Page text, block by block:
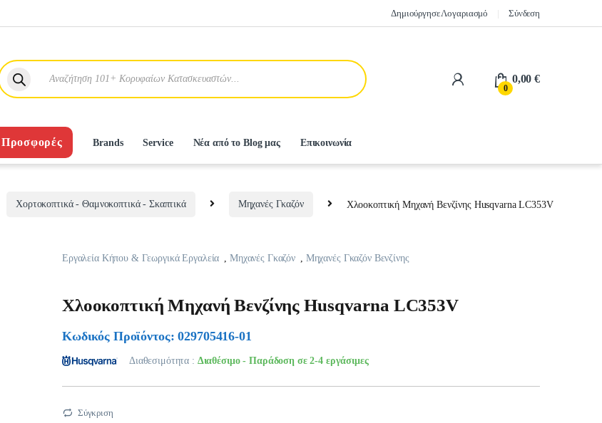
Δημιούργησε Λογαριασμό Σύνδεση
Products search
0
0,00€
Προσφορές Brands Service Νέα από το Blog μας Επικοινωνία
Χορτοκοπτικά - Θαμνοκοπτικά - Σκαπτικά Μηχανές Γκαζόν Χλοοκοπτική Μηχανή Βενζίνης Husqvarna LC353V
Εργαλεία Κήπου & Γεωργικά Εργαλεία , Μηχανές Γκαζόν , Μηχανές Γκαζόν Βενζίνης
Χλοοκοπτική Μηχανή Βενζίνης Husqvarna LC353V
Κωδικός Προϊόντος: 029705416-01
Διαθεσιμότητα : Διαθέσιμο - Παράδοση σε 2-4 εργάσιμες
Σύγκριση